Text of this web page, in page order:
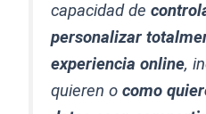
capacidad de
personalizar
experiencia online,
quieren ocomo